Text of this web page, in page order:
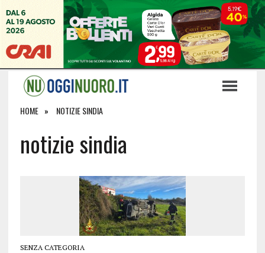
HOME NOTIZIE SINDIA
notizie sindia
SENZA CATEGORIA